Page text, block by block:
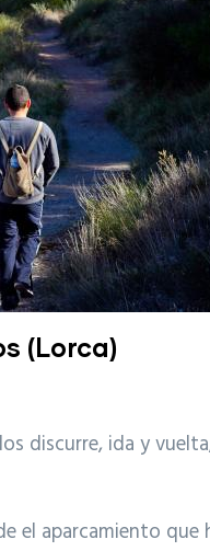
(Lorca)
discurre, ida y
el aparcamiento